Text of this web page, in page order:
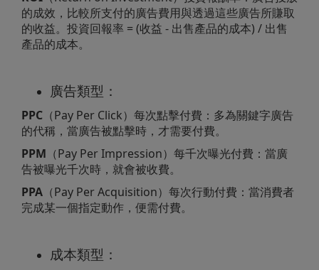
的成效，比較所支付的廣告費用與透過這些廣告所賺取
的收益。投資回報率 = (收益 - 出售產品的成本) / 出售
產品的成本。
廣告類型：
PPC （Pay Per Click）每次點擊付費：多為關鍵字廣告
的代稱，當廣告被點擊時，才需要付費。
PPM （Pay Per Impression）每千次曝光付費：當廣
告被曝光千次時，就會被收費。
PPA （Pay Per Acquisition）每次行動付費：當消費者
完成某一個指定動作，便需付費。
成本類型：